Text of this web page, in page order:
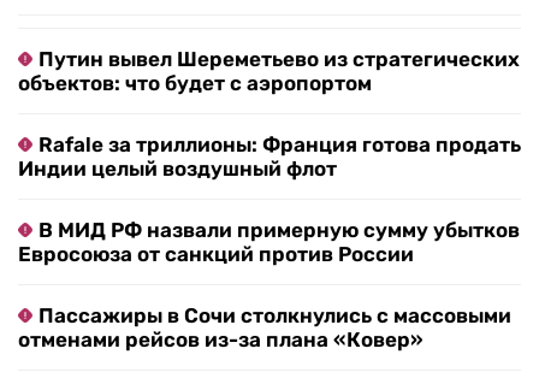
Путин вывел Шереметьево из стратегических
объектов: что будет с аэропортом
Rafale за триллионы: Франция готова продать
Индии целый воздушный флот
В МИД РФ назвали примерную сумму убытков
Евросоюза от санкций против России
Пассажиры в Сочи столкнулись с массовыми
отменами рейсов из-за плана «Ковер»